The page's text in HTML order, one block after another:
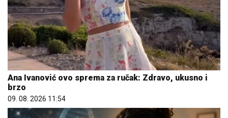
Ana Ivanović ovo sprema za ručak: Zdravo, ukusno i
brzo
09. 08. 2026 11:54